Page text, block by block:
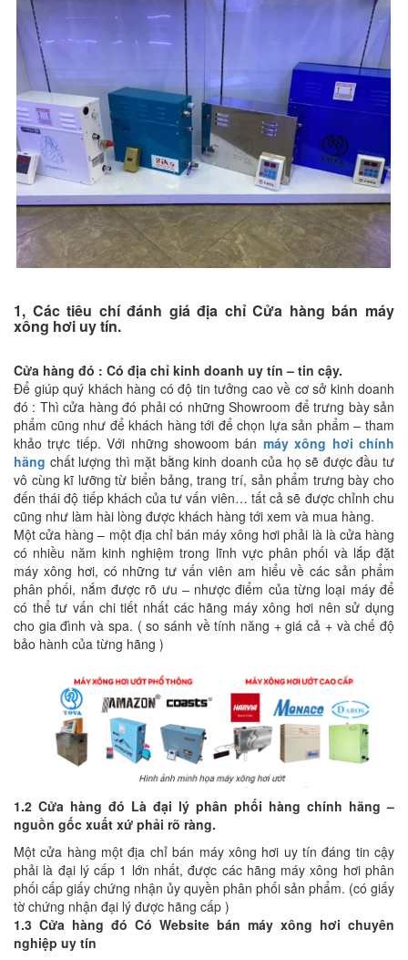
1, Các tiêu chí đánh giá địa chỉ Cửa hàng bán máy
xông hơi uy tín.
Cửa hàng đó : Có địa chỉ kinh doanh uy tín – tin cậy.
Để giúp quý khách hàng có độ tin tưởng cao về cơ sở kinh doanh
đó : Thì cửa hàng đó phải có những Showroom để trưng bày sản
phẩm cũng như để khách hàng tới để chọn lựa sản phẩm – tham
khảo trực tiếp. Với những showoom bán máy xông hơi chính
hãng chất lượng thì mặt bằng kinh doanh của họ sẽ được đầu tư
vô cùng kĩ lưỡng từ biển bảng, trang trí, sản phẩm trưng bày cho
đến thái độ tiếp khách của tư vấn viên… tất cả sẽ được chỉnh chu
cũng như làm hài lòng được khách hàng tới xem và mua hàng.
Một cửa hàng – một địa chỉ bán máy xông hơi phải là là cửa hàng
có nhiều năm kinh nghiệm trong lĩnh vực phân phối và lắp đặt
máy xông hơi, có những tư vấn viên am hiểu về các sản phẩm
phân phối, nắm được rõ ưu – nhược điểm của từng loại máy để
có thể tư vấn chi tiết nhất các hãng máy xông hơi nên sử dụng
cho gia đình và spa. ( so sánh về tính năng + giá cả + và chế độ
bảo hành của từng hãng )
1.2 Cửa hàng đó Là đại lý phân phối hàng chính hãng –
nguồn gốc xuất xứ phải rõ ràng.
Một cửa hàng một địa chỉ bán máy xông hơi uy tín đáng tin cậy
phải là đại lý cấp 1 lớn nhất, được các hãng máy xông hơi phân
phối cấp giấy chứng nhận ủy quyền phân phối sản phẩm. (có giấy
tờ chứng nhận đại lý được hãng cấp )
1.3 Cửa hàng đó Có Website bán máy xông hơi chuyên
nghiệp uy tín